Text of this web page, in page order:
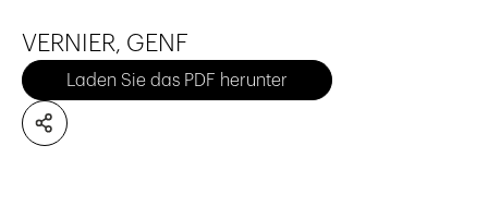
VERNIER, GENF
Laden Sie das PDF herunter